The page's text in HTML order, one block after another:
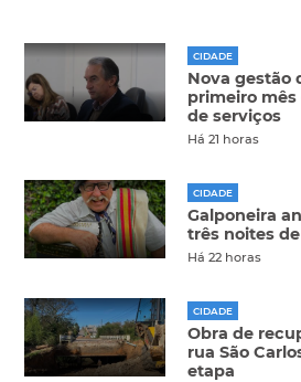
CIDADE
Nova gestão
primeiro
de serviços
Há 21 horas
CIDADE
Galponeira
três noites
Há 22 horas
CIDADE
Obra de
rua São
etapa